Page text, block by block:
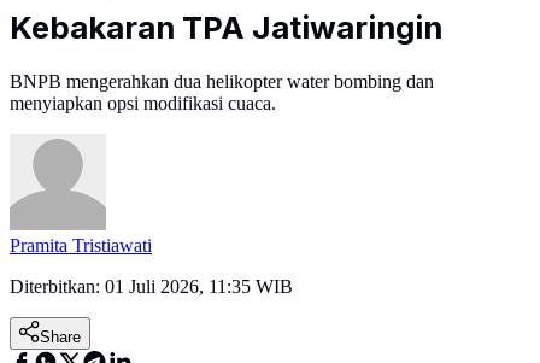
Kebakaran TPA Jatiwaringin
BNPB mengerahkan dua helikopter water bombing dan
menyiapkan opsi modifikasi cuaca.
Pramita Tristiawati
Diterbitkan: 01 Juli 2026, 11:35 WIB
Share